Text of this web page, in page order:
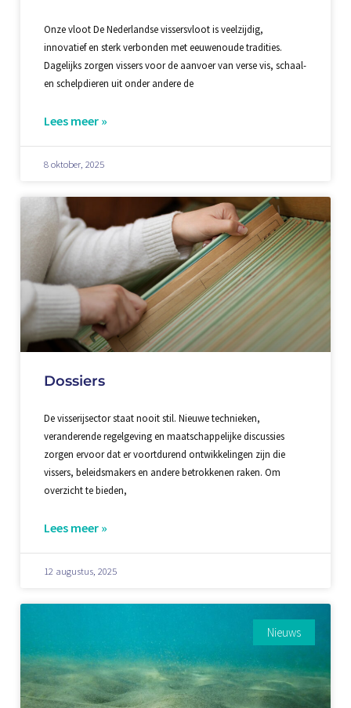
Onze vloot De Nederlandse vissersvloot is veelzijdig,
innovatief en sterk verbonden met eeuwenoude tradities.
Dagelijks zorgen vissers voor de aanvoer van verse vis, schaal-
en schelpdieren uit onder andere de
Lees meer »
8 oktober, 2025
Dossiers
De visserijsector staat nooit stil. Nieuwe technieken,
veranderende regelgeving en maatschappelijke discussies
zorgen ervoor dat er voortdurend ontwikkelingen zijn die
vissers, beleidsmakers en andere betrokkenen raken. Om
overzicht te bieden,
Lees meer »
12 augustus, 2025
Nieuws